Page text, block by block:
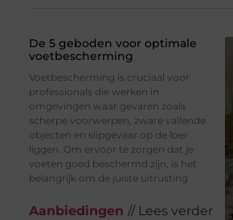
De 5 geboden voor optimale
voetbescherming
Voetbescherming is cruciaal voor
professionals die werken in
omgevingen waar gevaren zoals
scherpe voorwerpen, zware vallende
objecten en slipgevaar op de loer
liggen. Om ervoor te zorgen dat je
voeten goed beschermd zijn, is het
belangrijk om de juiste uitrusting
Aanbiedingen // Lees verder